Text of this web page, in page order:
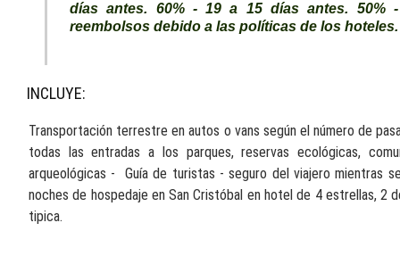
días antes. 60% - 19 a 15 días antes. 50%
reembolsos debido a las políticas de los hoteles.
INCLUYE:
Transportación terrestre en autos o vans según el número de
todas las entradas a los parques, reservas ecológicas,
arqueológicas - Guía de turistas - seguro del viajero mientras
noches de hospedaje en San Cristóbal en hotel de 4 estrellas, 2
tipica.